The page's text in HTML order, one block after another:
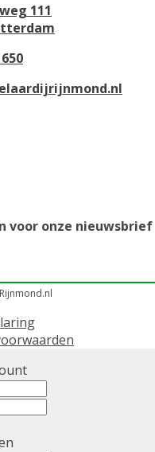
111
voor onze nieuwsbrief